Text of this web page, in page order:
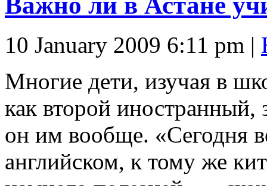
10 January 2009 6:11 pm |
Многие дети, изучая в
как второй
он им вообще. «Сегодня
английском, к тому же